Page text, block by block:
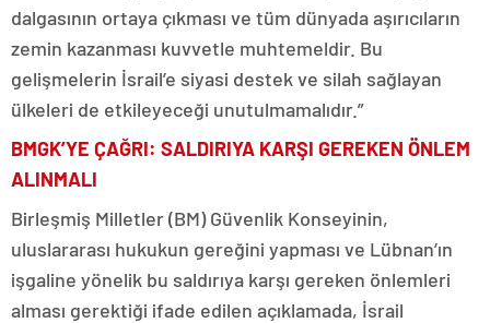
dalgasının ortaya çıkması ve tüm dünyada aşırıcıların
zemin kazanması kuvvetle muhtemeldir. Bu
gelişmelerin İsrail’e siyasi destek ve silah sağlayan
ülkeleri de etkileyeceği unutulmamalıdır.”
BMGK’YE ÇAĞRI: SALDIRIYA KARŞI GEREKEN ÖNLEM
ALINMALI
Birleşmiş Milletler (BM) Güvenlik Konseyinin,
uluslararası hukukun gereğini yapması ve Lübnan’ın
işgaline yönelik bu saldırıya karşı gereken önlemleri
alması gerektiği ifade edilen açıklamada, İsrail